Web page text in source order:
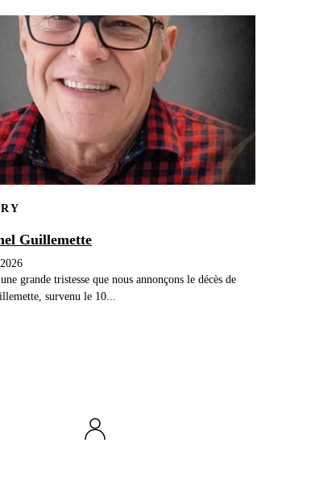
Guillemette
grande tristesse que nous annonçons le décès de
survenu le 10...